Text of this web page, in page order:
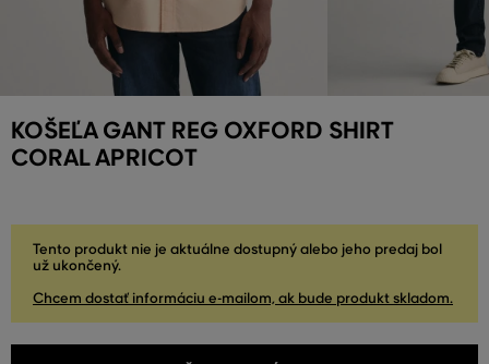
KOŠEĽA GANT REG OXFORD SHIRT
CORAL APRICOT
Tento produkt nie je aktuálne dostupný alebo jeho predaj bol
už ukončený.
Chcem dostať informáciu e-mailom, ak bude produkt skladom.